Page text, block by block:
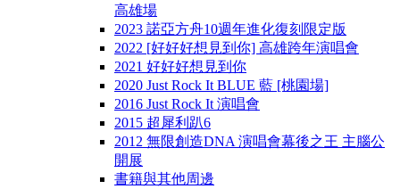
高雄場
2023 諾亞方舟10週年進化復刻限定版
2022 [好好好想見到你] 高雄跨年演唱會
2021 好好好想見到你
2020 Just Rock It BLUE 藍 [桃園場]
2016 Just Rock It 演唱會
2015 超犀利趴6
2012 無限創造DNA 演唱會幕後之王 主腦公
開展
書籍與其他周邊